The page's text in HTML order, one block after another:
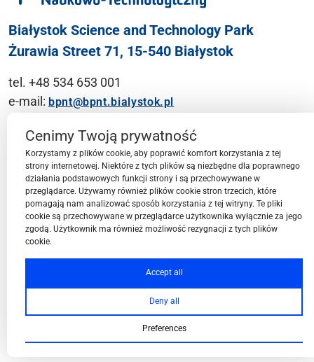
Białystok Science and Technology Park
Żurawia Street 71, 15-540 Białystok
tel. +48 534 653 001
e-mail: bpnt@bpnt.bialystok.pl
Contact
BPN-T Area
BPN-T Offer
Cenimy Twoją prywatność
Korzystamy z plików cookie, aby poprawić komfort korzystania z tej
strony internetowej. Niektóre z tych plików są niezbędne dla poprawnego
działania podstawowych funkcji strony i są przechowywane w
przeglądarce. Używamy również plików cookie stron trzecich, które
pomagają nam analizować sposób korzystania z tej witryny. Te pliki
cookie są przechowywane w przeglądarce użytkownika wyłącznie za jego
zgodą. Użytkownik ma również możliwość rezygnacji z tych plików
cookie.
Accept all
Deny all
Preferences